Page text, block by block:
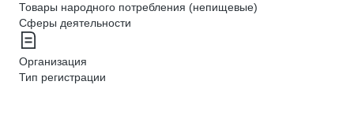
Товары народного потребления (непищевые)
Сферы деятельности
Организация
Тип регистрации